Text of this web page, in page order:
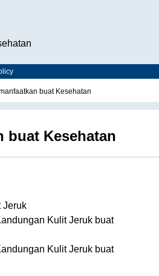
buat Kesehatan
buat Kesehatan
Jeruk
Kulit Jeruk buat
Kulit Jeruk buat